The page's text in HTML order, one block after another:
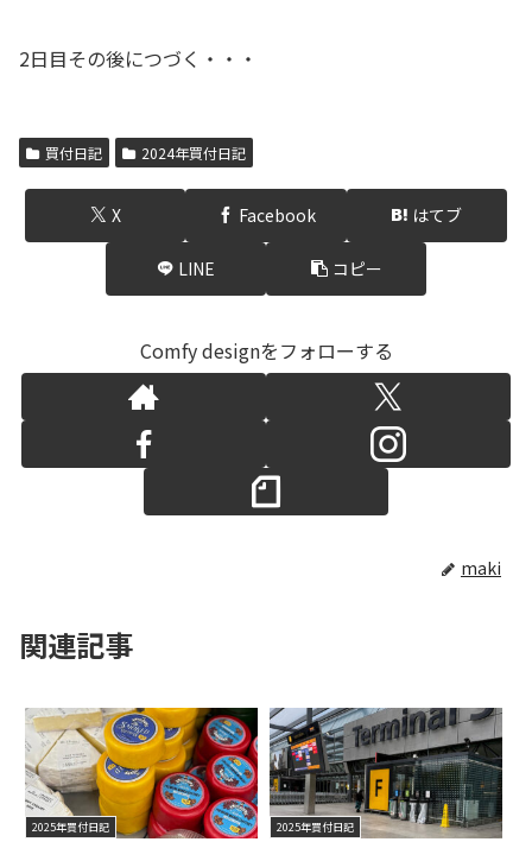
2日目その後につづく・・・
買付日記 2024年買付日記
X Facebook はてブ
LINE コピー
Comfy designをフォローする
maki
関連記事
2025年買付日記 2025年買付日記